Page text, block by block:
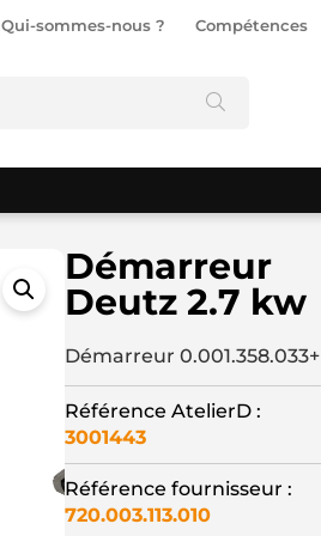
Qui-sommes-nous ? Compétences
Démarreur
Deutz 2.7 kw
Démarreur 0.001.358.033+
Référence AtelierD :
3001443
Référence fournisseur :
720.003.113.010